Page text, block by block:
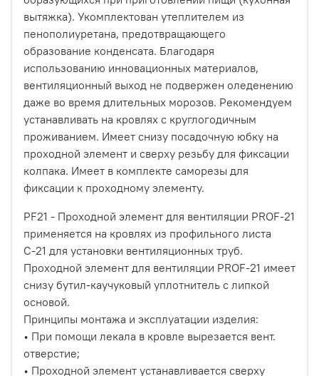
вытяжка). Укомплектован утеплителем из
пенополиуретана, предотвращающего
образование конденсата. Благодаря
использованию инновационных материалов,
вентиляционный выход не подвержен оледенению
даже во время длительных морозов. Рекомендуем
устанавливать на кровлях с круглогодичным
проживанием. Имеет снизу посадочную юбку на
проходной элемент и сверху резьбу для фиксации
колпака. Имеет в комплекте саморезы для
фиксации к проходному элементу.
PF21 - Проходной элемент для вентиляции PROF-21
применяется на кровлях из профильного листа
С-21 для установки вентиляционных труб.
Проходной элемент для вентиляции PROF-21 имеет
снизу бутил-каучуковый уплотнитель с липкой
основой.
Принципы монтажа и эксплуатации изделия:
• При помощи лекала в кровле вырезается вент.
отверстие;
• Проходной элемент устанавливается сверху